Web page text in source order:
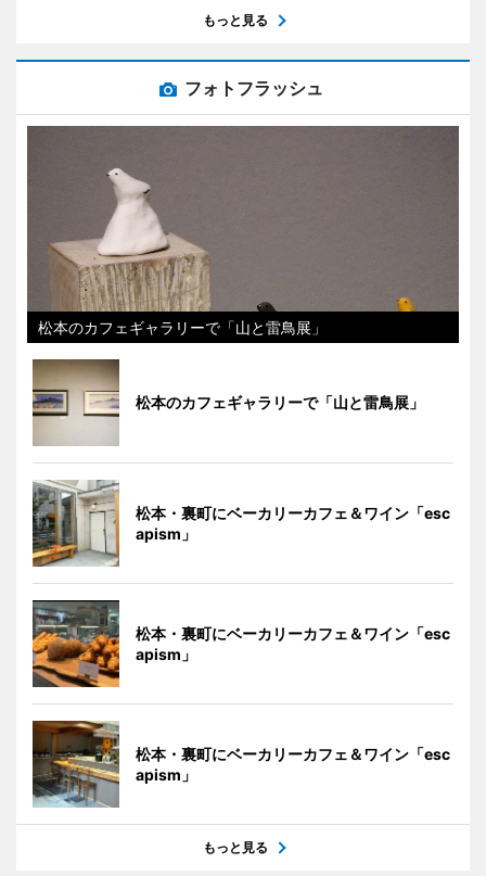
もっと見る
フォトフラッシュ
松本のカフェギャラリーで「山と雷鳥展」
松本のカフェギャラリーで「山と雷鳥展」
松本・裏町にベーカリーカフェ＆ワイン「esc
apism」
松本・裏町にベーカリーカフェ＆ワイン「esc
apism」
松本・裏町にベーカリーカフェ＆ワイン「esc
apism」
もっと見る